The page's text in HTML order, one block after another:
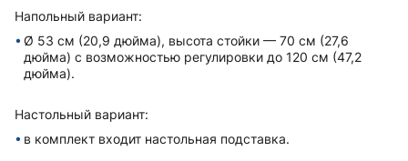
Напольный вариант:
Ø 53 см (20,9 дюйма), высота стойки — 70 см (27,6
дюйма) с возможностью регулировки до 120 см (47,2
дюйма).
Настольный вариант:
в комплект вxодит настольная подставка.